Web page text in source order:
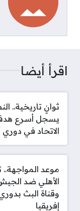
اقرأ أيضا
ثوانٍ تاريخية..
يسجل أسرع
الاتحاد في دوري
موعد المواجهة..
الأهلي ضد
وقناة البث
إفريقيا